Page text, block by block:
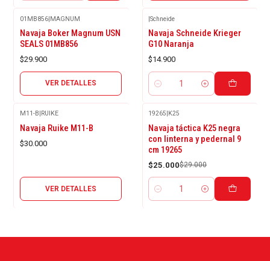
01MB856|MAGNUM
Navaja Boker Magnum USN
SEALS 01MB856
$29.900
VER DETALLES
|Schneide
Navaja Schneide Krieger
G10 Naranja
$14.900
Cantidad
M11-B RUIKE
Navaja Ruike M11-B
$30.000
VER DETALLES
-14%
OFF
19265 K25
Navaja táctica K25 negra
con linterna y pedernal 9
cm 19265
$25.000$29.000
Cantidad